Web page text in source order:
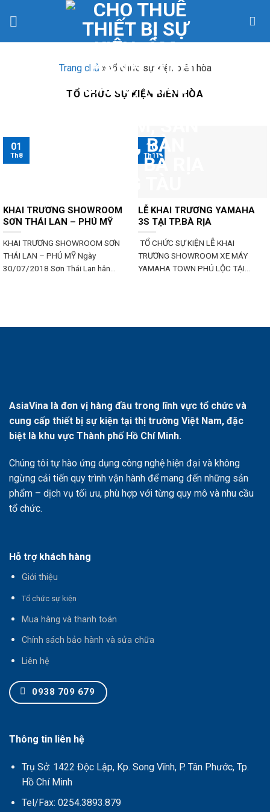
Trang chủ » tổ chức sự kiện biên hòa
TỔ CHỨC SỰ KIỆN BIÊN HÒA
KHAI TRƯƠNG SHOWROOM
SƠN THÁI LAN – PHÚ MỸ
KHAI TRƯƠNG SHOWROOM SƠN
THÁI LAN – PHÚ MỸ Ngày
30/07/2018 Sơn Thái Lan hân...
01
Th8
LỄ KHAI TRƯƠNG YAMAHA
3S TẠI TP.BÀ RỊA
TỔ CHỨC SỰ KIỆN LỄ KHAI
TRƯƠNG SHOWROOM XE MÁY
YAMAHA TOWN PHÚ LỘC TẠI...
10
Th11
AsiaVina là đơn vị hàng đầu trong lĩnh vực tổ chức và
cung cấp thiết bị sự kiện tại thị trường Việt Nam, đặc
biệt là khu vực Thành phố Hồ Chí Minh.
Chúng tôi tự hào ứng dụng công nghệ hiện đại và không
ngừng cải tiến quy trình vận hành để mang đến những sản
phẩm – dịch vụ tối ưu, phù hợp với từng quy mô và nhu cầu
tổ chức.
Hỗ trợ khách hàng
Giới thiệu
Tổ chức sự kiện
Mua hàng và thanh toán
Chính sách bảo hành và sửa chữa
Liên hệ
0938 709 679
Thông tin liên hệ
Trụ Sở: 1422 Độc Lập, Kp. Song Vĩnh, P. Tân Phước, Tp.
Hồ Chí Minh
Tel/Fax: 0254.3893.879